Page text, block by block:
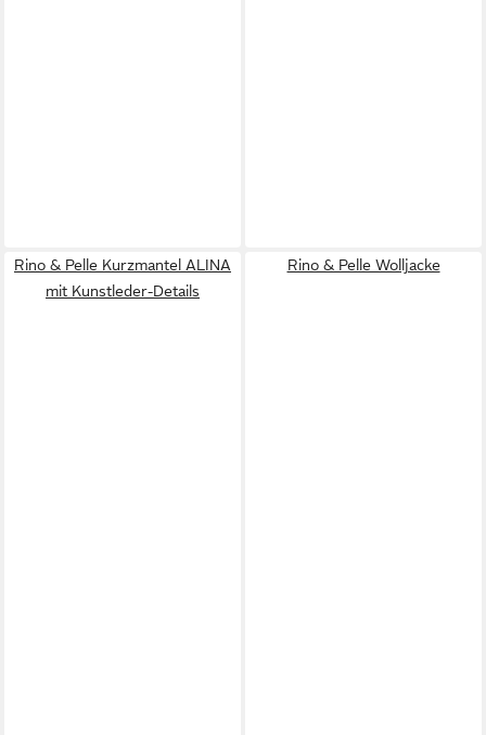
Rino & Pelle Kurzmantel ALINA
mit Kunstleder-Details
Rino & Pelle Wolljacke